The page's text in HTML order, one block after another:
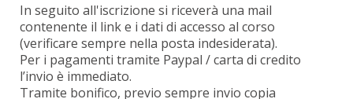
In seguito all'iscrizione si riceverà una mail
contenente il link e i dati di accesso al corso
(verificare sempre nella posta indesiderata).
Per i pagamenti tramite Paypal / carta di credito
l’invio è immediato.
Tramite bonifico, previo sempre invio copia